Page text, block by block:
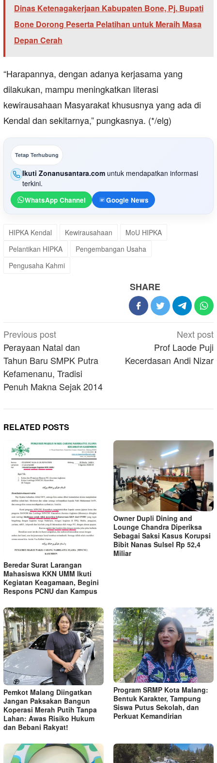
Dinas Ketenagakerjaan Kabupaten Bone, Pj. Bupati
Bone Dorong Peserta Pelatihan untuk Meraih Masa
Depan Cerah
“Harapannya, dengan adanya kerjasama yang
dilakukan, mampu meningkatkan literasi
kewirausahaan Masyarakat khususnya yang ada di
Kendal dan sekitarnya,” pungkasnya. (*/elg)
Tetap Terhubung
Ikuti Zonanusantara.com untuk mendapatkan informasi
terkini.
WhatsApp Channel Google News
HIPKA Kendal Kewirausahaan
MoU HIPKA
Pelantikan HIPKA
Pengembangan Usaha
Pengusaha Kahmi
SHARE
Post
navigation
Previous post
Perayaan Natal dan
Tahun Baru SMPK Putra
Kefamenanu, Tradisi
Penuh Makna Sejak 2014
Next post
Prof Laode Puji
Kecerdasan Andi Nizar
RELATED POSTS
Beredar Surat Larangan
Mahasiswa KKN UMM Ikuti
Kegiatan Keagamaan, Begini
Respons PCNU dan Kampus
Owner Dupli Dining and
Lounge Chandra Diperiksa
Sebagai Saksi Kasus Korupsi
Bibit Nanas Sulsel Rp 52,4
Miliar
Pemkot Malang Diingatkan
Jangan Paksakan Bangun
Koperasi Merah Putih Tanpa
Lahan: Awas Risiko Hukum
dan Bebani Rakyat!
Program SRMP Kota Malang:
Bentuk Karakter, Tampung
Siswa Putus Sekolah, dan
Perkuat Kemandirian